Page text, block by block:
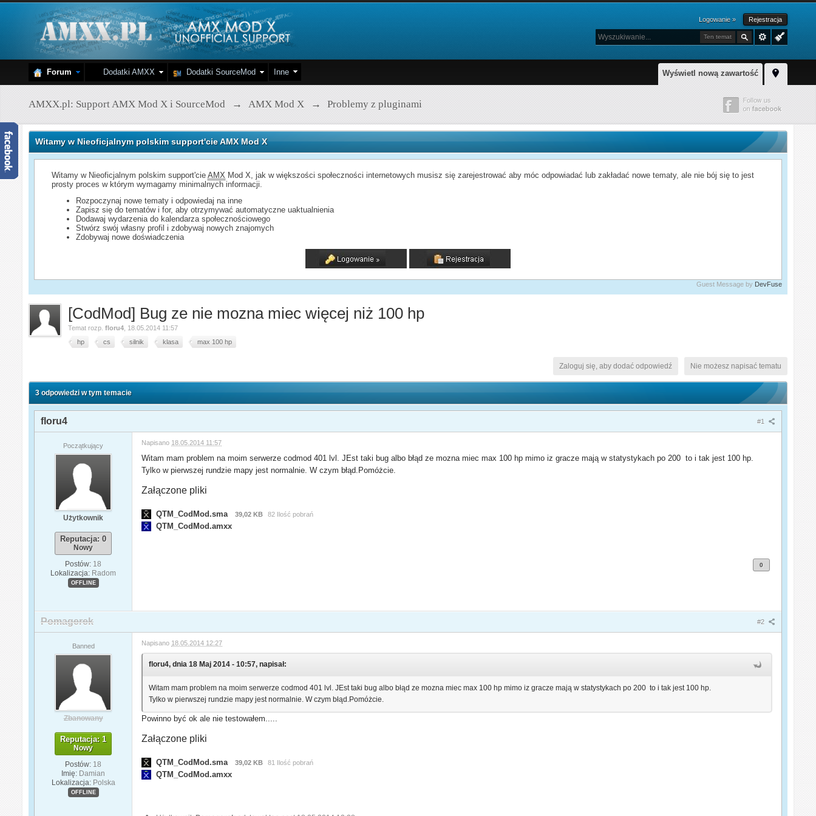
Logowanie » Rejestracja
Ten temat
Wyświetl nową zawartość
Forum Dodatki AMXX Dodatki SourceMod Inne
AMXX.pl: Support AMX Mod X i SourceMod → AMX Mod X → Problemy z pluginami
Witamy w Nieoficjalnym polskim support'cie AMX Mod X
Witamy w Nieoficjalnym polskim support'cieAMX Mod X, jak w większości społeczności internetowych musisz się zarejestrować aby móc odpowiadać lub zakładać nowe tematy, ale nie bój się to jest
prosty proces w którym wymagamy minimalnych informacji.
Rozpoczynaj nowe tematy i odpowiedaj na inne
Zapisz się do tematów i for, aby otrzymywać automatyczne uaktualnienia
Dodawaj wydarzenia do kalendarza społecznościowego
Stwórz swój własny profil i zdobywaj nowych znajomych
Zdobywaj nowe doświadczenia
Guest Message by DevFuse
[CodMod] Bug ze nie mozna miec więcej niż 100 hp
Temat rozp.floru4 18.05.2014 11:57
hp
cs silnik klasa max 100 hp
Nie możesz napisać tematu
Zaloguj się, aby dodać odpowiedź
3 odpowiedzi w tym temacie
#1
floru4
Początkujący
Użytkownik
Reputacja: 0
Nowy
Postów: 18
Lokalizacja: Radom
OFFLINE
Napisano 18.05.2014 11:57
Witam mam problem na moim serwerze codmod 401 lvl. JEst taki bug albo błąd ze mozna miec max 100 hp mimo iz gracze mają w statystykach po 200 to i tak jest 100 hp.
Tylko w pierwszej rundzie mapy jest normalnie. W czym błąd.Pomóżcie.
Załączone pliki
QTM_CodMod.sma 39,02 KB 82 Ilość pobrań
QTM_CodMod.amxx
0
#2
Pomagerek
Banned
Zbanowany
Reputacja: 1
Nowy
Postów: 18
Imię: Damian
Lokalizacja: Polska
OFFLINE
Napisano 18.05.2014 12:27
floru4, dnia 18 Maj 2014 - 10:57, napisał:
Witam mam problem na moim serwerze codmod 401 lvl. JEst taki bug albo błąd ze mozna miec max 100 hp mimo iz gracze mają w statystykach po 200 to i tak jest 100 hp.
Tylko w pierwszej rundzie mapy jest normalnie. W czym błąd.Pomóżcie.
Powinno być ok ale nie testowałem.....
Załączone pliki
QTM_CodMod.sma 39,02 KB 81 Ilość pobrań
QTM_CodMod.amxx